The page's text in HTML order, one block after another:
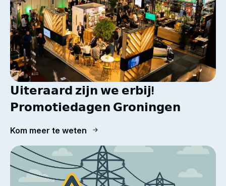
𝗨𝗶𝘁𝗲𝗿𝗮𝗮𝗿𝗱 𝘇𝗶𝗷𝗻 𝘄𝗲 𝗲𝗿𝗯𝗶𝗷!
𝗣𝗿𝗼𝗺𝗼𝘁𝗶𝗲𝗱𝗮𝗴𝗲𝗻 𝗚𝗿𝗼𝗻𝗶𝗻𝗴𝗲𝗻
Kom meer te weten